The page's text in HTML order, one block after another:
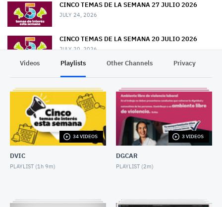
CINCO TEMAS DE LA SEMANA 27 JULIO 2026
JULY 24, 2026
CINCO TEMAS DE LA SEMANA 20 JULIO 2026
JULY 20, 2026
CINCO TEMAS DE LA SEMANA 6 JULIO 2026
JULY 3, 2026
CINCO TEMAS DE LA SEMANA 29 junio 2026
Videos Playlists Other Channels Privacy
34 VIDEOS
DVIC
PLAYLIST (1h 9m)
3 VIDEOS
DGCAR
PLAYLIST (2m)